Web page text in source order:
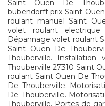
Saint Ouen De
bubendorff prix Saint
roulant manuel Saint
volet roulant
Dépannage volet roulant
Saint Ouen De
Thouberville.
Thouberville 27310 Saint
roulant Saint Ouen De
De Thouberville.
De Thouberville.
Thouberville. Portes de